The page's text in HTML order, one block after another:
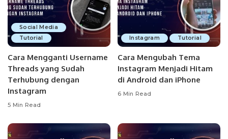
Social Media
Tutorial
Cara Mengganti Username
Threads yang Sudah
Terhubung dengan
Instagram
5 Min Read
Instagram Tutorial
Cara Mengubah Tema
Instagram Menjadi Hitam
di Android dan iPhone
6 Min Read